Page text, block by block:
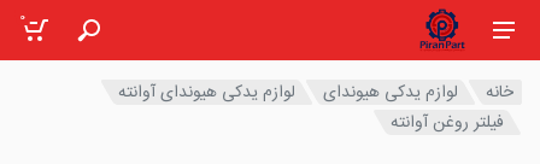
0
خانه لوازم یدکی هیوندای
لوازم یدکی هیوندای آوانته
فیلتر روغن آوانته